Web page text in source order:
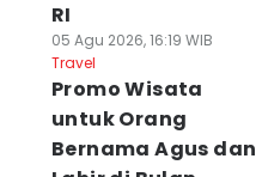
RI
05 Agu 2026, 16:19 WIB
Travel
Promo Wisata
untuk Orang
Bernama Agus dan